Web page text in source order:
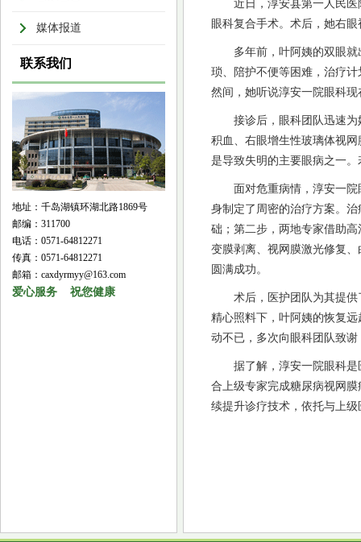
媒体报道
联系我们
地址：千岛湖镇环湖北路1869号
邮编：311700
电话：0571-64812271
传真：0571-64812271
邮箱：caxdyrmyy@163.com
爱心服务 祝您健康
近日，淳安县第一人民
眼科复合手术。术后，她右
多年前，叶阿姨的双眼
琐、陪护不便等困难，治疗
然间，她听说淳安一院眼科
接诊后，眼科团队迅速
积血、右眼增生性玻璃体视
是导致失明的主要眼病之一
面对危重病情，淳安一
身制定了周密的治疗方案。
础；第二步，两地专家借助
变膜剥离、视网膜激光修复
圆满成功。
术后，医护团队为其提
精心照料下，叶阿姨的恢复
动不已，多次向眼科团队致
据了解，淳安一院眼科
合上级专家完成糖尿病视网
续提升诊疗技术，依托与上